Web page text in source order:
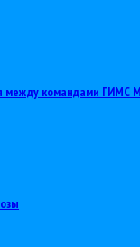
между командами ГИМС